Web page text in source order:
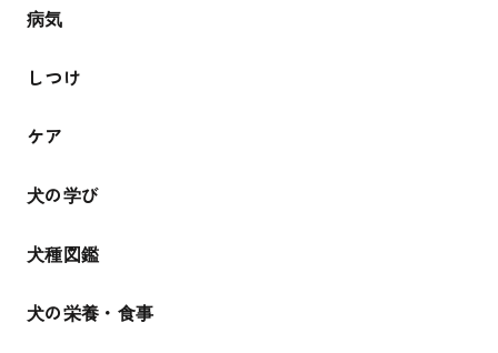
病気
しつけ
ケア
犬の学び
犬種図鑑
犬の栄養・食事